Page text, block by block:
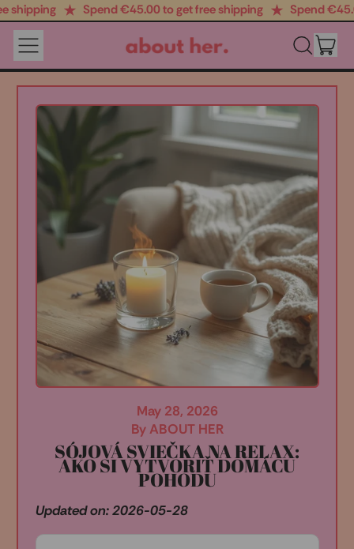
Spend €‎45.00 to get free shipping Spend
MENU
SEARCH
SITE
May 28, 2026
By ABOUT HER
SÓJOVÁ SVIEČKA NA RELAX:
AKO SI VYTVORIŤ DOMÁCU
POHODU
Updated on: 2026-05-28